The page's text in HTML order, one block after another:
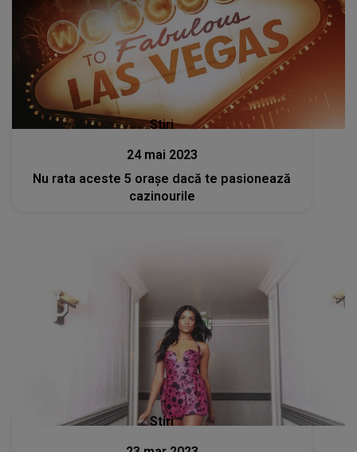
Stiri
24 mai 2023
Nu rata aceste 5 orașe dacă te pasionează
cazinourile
Stiri